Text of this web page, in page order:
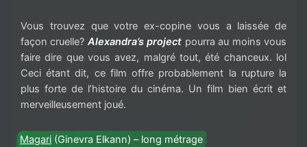
Vous trouvez que votre ex-copine vous a laissée de
façon cruelle? Alexandra’s project pourra au moins vous
faire dire que vous avez, malgré tout, été chanceux. lol
Ceci étant dit, ce film offre probablement la rupture la
plus forte de l’histoire du cinéma. Un film bien écrit et
merveilleusement joué.
Magari (Ginevra Elkann) – long métrage